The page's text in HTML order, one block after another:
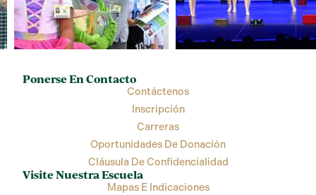
Ponerse En Contacto
Contáctenos
Inscripción
Carreras
Oportunidades De Donación
Cláusula De Confidencialidad
Visite Nuestra Escuela
Mapas E Indicaciones